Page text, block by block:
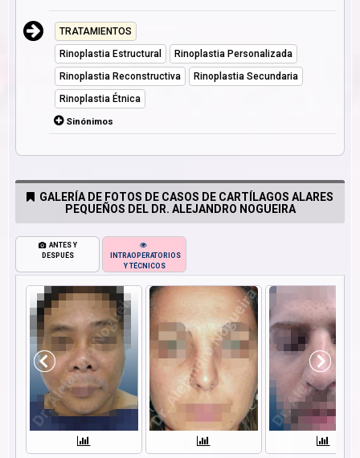
TRATAMIENTOS
Rinoplastia Estructural
Rinoplastia Personalizada
Rinoplastia Reconstructiva
Rinoplastia Secundaria
Rinoplastia Étnica
Sinónimos
GALERÍA DE FOTOS DE CASOS DE CARTÍLAGOS ALARES
PEQUEÑOS DEL DR. ALEJANDRO NOGUEIRA
ANTES Y
DESPUÉS
INTRAOPERATORIOS
Y TÉCNICOS